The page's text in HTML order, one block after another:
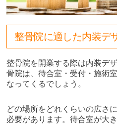
整骨院に適した内装デ
整骨院を開業する際は内装デ
骨院は、待合室・受付・施術
なってくるでしょう。
どの場所をどれくらいの広さ
必要があります。待合室が大